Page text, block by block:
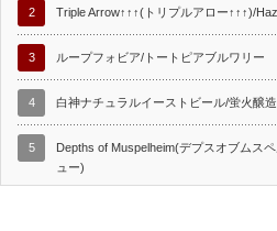
2 Triple Arrow↑↑↑(トリプルアロー↑↑↑)/
3 ループフォビア/トートピアブルワリー
4 白神ナチュラルイーストビール/蛍火醸造
5
Depths of Muspelheim(デプスオブムス
ュー)